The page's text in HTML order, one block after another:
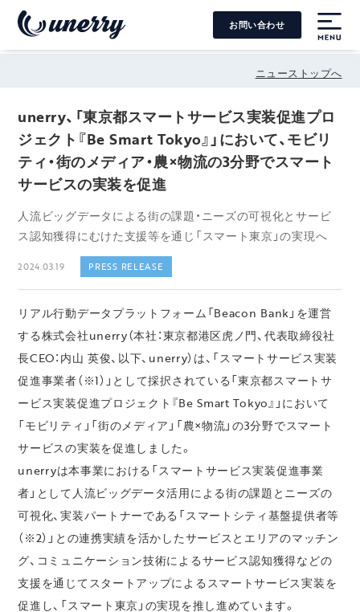
お問い合わせ
ニューストップへ
unerry、「東京都スマートサービス実装促進プロ
ジェクト『Be Smart Tokyo』」において、モビリ
ティ・街のメディア・農×物流の3分野でスマート
サービスの実装を促進
人流ビッグデータによる街の課題・ニーズの可視化とサービ
ス認知獲得にむけた支援等を通じ「スマート東京」の実現へ
2024.03.19 PRESS RELEASE
リアル行動データプラットフォーム「Beacon Bank」を運営
する株式会社unerry（本社：東京都港区虎ノ門、代表取締役社
長CEO：内山 英俊、以下、unerry）は、「スマートサービス実装
促進事業者（※1）」として採択されている「東京都スマートサ
ービス実装促進プロジェクト『Be Smart Tokyo』」において
「モビリティ」「街のメディア」「農×物流」の3分野でスマート
サービスの実装を促進しました。
unerryは本事業における「スマートサービス実装促進事業
者」として人流ビッグデータ活用による街の課題とニーズの
可視化、実装パートナーである「スマートシティ基盤提供者等
（※2）」との連携実績を活かしたサービスとエリアのマッチン
グ、コミュニケーション技術によるサービス認知獲得などの
支援を通じてスタートアップによるスマートサービス実装を
促進し、「スマート東京」の実現を推し進めています。